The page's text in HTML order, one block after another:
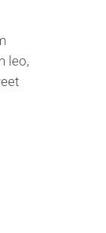
leo,